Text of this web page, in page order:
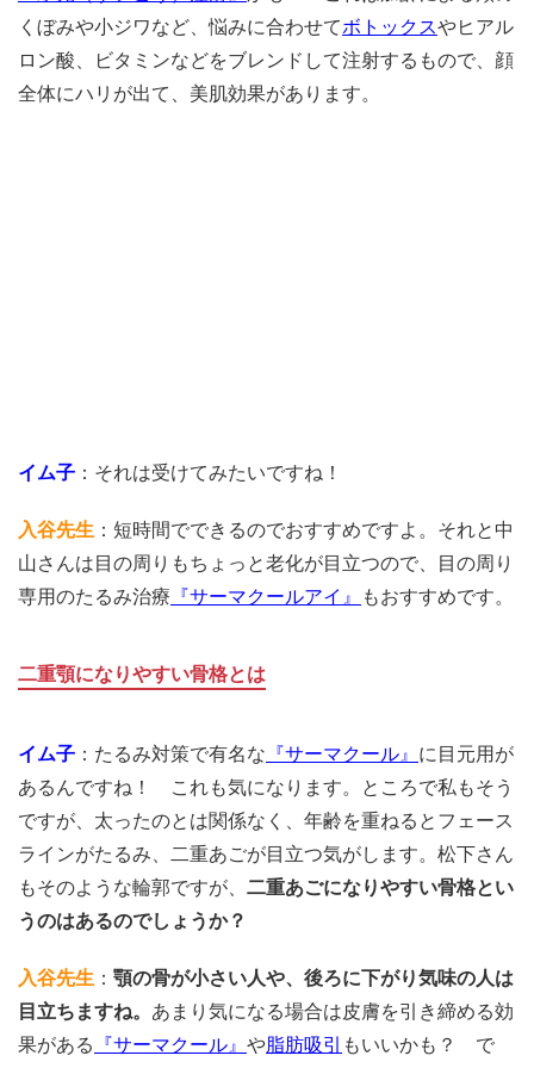
くぼみや小ジワなど、悩みに合わせてボトックスやヒアル
ロン酸、ビタミンなどをブレンドして注射するもので、顔
全体にハリが出て、美肌効果があります。
イム子 ：それは受けてみたいですね！
入谷先生 ：短時間でできるのでおすすめですよ。それと中
山さんは目の周りもちょっと老化が目立つので、目の周り
専用のたるみ治療 『サーマクールアイ』 もおすすめです。
二重顎になりやすい骨格とは
イム子 ：たるみ対策で有名な 『サーマクール』 に目元用が
あるんですね！ これも気になります。ところで私もそう
ですが、太ったのとは関係なく、年齢を重ねるとフェース
ラインがたるみ、二重あごが目立つ気がします。松下さん
もそのような輪郭ですが、 二重あごになりやすい骨格とい
うのはあるのでしょうか？
入谷先生 ： 顎の骨が小さい人や、後ろに下がり気味の人は
目立ちますね。 あまり気になる場合は皮膚を引き締める効
果がある
『サーマクール』 や脂肪吸引 もいいかも？ で